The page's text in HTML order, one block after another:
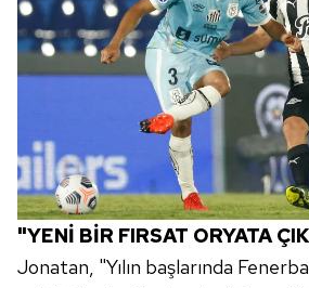
"YENİ BİR FIRSAT ORYATA
Jonatan, "Yılın başlarında